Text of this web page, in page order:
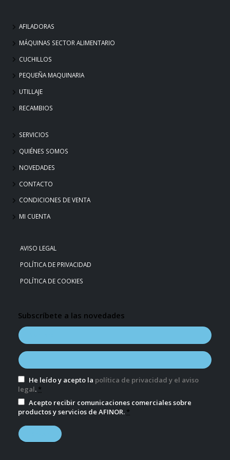
AFILADORAS
MÁQUINAS SECTOR ALIMENTARIO
CUCHILLOS
PEQUEÑA MAQUINARIA
UTILLAJE
RECAMBIOS
SERVICIOS
QUIÉNES SOMOS
NOVEDADES
CONTACTO
CONDICIONES DE VENTA
MI CUENTA
AVISO LEGAL
POLÍTICA DE PRIVACIDAD
POLÍTICA DE COOKIES
Subscríbete a las novedades
He leído y acepto la política de privacidad y el aviso
legal. *
Acepto recibir comunicaciones comerciales sobre
productos y servicios de AFINOR. *